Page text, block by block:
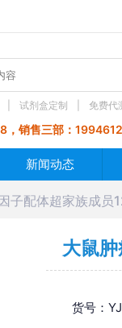
试剂盒定制 免费代
销售三部：
新闻动态
子配体超家族成员
大鼠
货号：